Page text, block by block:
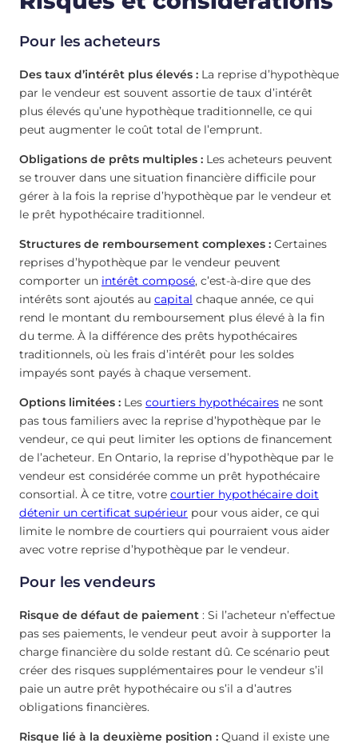
Pour les acheteurs
Des taux d’intérêt plus élevés : La reprise d’hypothèque
par le vendeur est souvent assortie de taux d’intérêt
plus élevés qu’une hypothèque traditionnelle, ce qui
peut augmenter le coût total de l’emprunt.
Obligations de prêts multiples : Les acheteurs peuvent
se trouver dans une situation financière difficile pour
gérer à la fois la reprise d’hypothèque par le vendeur et
le prêt hypothécaire traditionnel.
Structures de remboursement complexes : Certaines
reprises d’hypothèque par le vendeur peuvent
comporter un intérêt composé, c’est-à-dire que des
intérêts sont ajoutés au capital chaque année, ce qui
rend le montant du remboursement plus élevé à la fin
du terme. À la différence des prêts hypothécaires
traditionnels, où les frais d’intérêt pour les soldes
impayés sont payés à chaque versement.
Options limitées : Les courtiers hypothécaires ne sont
pas tous familiers avec la reprise d’hypothèque par le
vendeur, ce qui peut limiter les options de financement
de l’acheteur. En Ontario, la reprise d’hypothèque par le
vendeur est considérée comme un prêt hypothécaire
consortial. À ce titre, votre courtier hypothécaire doit
détenir un certificat supérieur pour vous aider, ce qui
limite le nombre de courtiers qui pourraient vous aider
avec votre reprise d’hypothèque par le vendeur.
Pour les vendeurs
Risque de défaut de paiement : Si l’acheteur n’effectue
pas ses paiements, le vendeur peut avoir à supporter la
charge financière du solde restant dû. Ce scénario peut
créer des risques supplémentaires pour le vendeur s’il
paie un autre prêt hypothécaire ou s’il a d’autres
obligations financières.
Risque lié à la deuxième position : Quand il existe une